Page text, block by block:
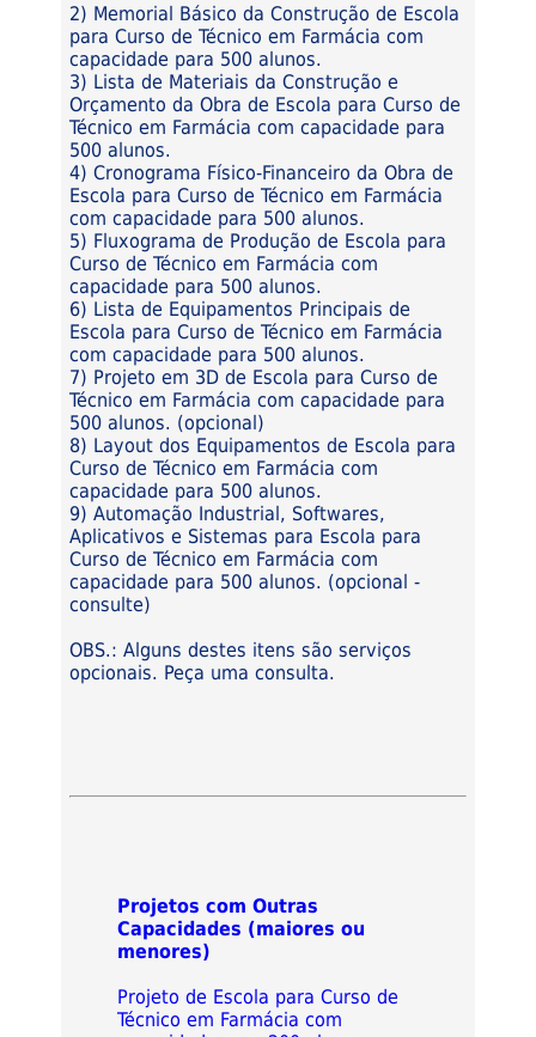
2) Memorial Básico da Construção de Escola
para Curso de Técnico em Farmácia com
capacidade para 500 alunos.
3) Lista de Materiais da Construção e
Orçamento da Obra de Escola para Curso de
Técnico em Farmácia com capacidade para
500 alunos.
4) Cronograma Físico-Financeiro da Obra de
Escola para Curso de Técnico em Farmácia
com capacidade para 500 alunos.
5) Fluxograma de Produção de Escola para
Curso de Técnico em Farmácia com
capacidade para 500 alunos.
6) Lista de Equipamentos Principais de
Escola para Curso de Técnico em Farmácia
com capacidade para 500 alunos.
7) Projeto em 3D de Escola para Curso de
Técnico em Farmácia com capacidade para
500 alunos. (opcional)
8) Layout dos Equipamentos de Escola para
Curso de Técnico em Farmácia com
capacidade para 500 alunos.
9) Automação Industrial, Softwares,
Aplicativos e Sistemas para Escola para
Curso de Técnico em Farmácia com
capacidade para 500 alunos. (opcional -
consulte)
OBS.: Alguns destes itens são serviços
opcionais. Peça uma consulta.
Projetos com Outras
Capacidades (maiores ou
menores)
Projeto de Escola para Curso de
Técnico em Farmácia com